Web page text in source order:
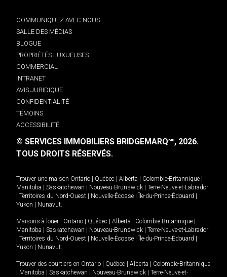
COMMUNIQUEZ AVEC NOUS
SALLE DES MÉDIAS
BLOGUE
PROPRIÉTÉS LUXUEUSES
COMMERCIAL
INTRANET
AVIS JURIDIQUE
CONFIDENTIALITÉ
TÉMOINS
ACCESSIBILITÉ
© SERVICES IMMOBILIERS BRIDGEMARQMD, 2026.
TOUS DROITS RÉSERVÉS.
Trouver une maison Ontario Québec Alberta Colombie-Britannique
Manitoba
Saskatchewan Nouveau-Brunswick
Terre-Neuve-et-Labrador
Territoires du Nord-Ouest Nouvelle-Écosse Île-du-Prince-Édouard
Yukon
Nunavut.
Maisons à louer - Ontario Québec Alberta Colombie-Britannique
Manitoba
Saskatchewan Nouveau-Brunswick
Terre-Neuve-et-Labrador
Territoires du Nord-Ouest Nouvelle-Écosse Île-du-Prince-Édouard
Yukon
Nunavut.
Trouver des courtiers en Ontario Québec Alberta
Colombie-Britannique
Manitoba Saskatchewan Nouveau-Brunswick
Terre-Neuve-et-